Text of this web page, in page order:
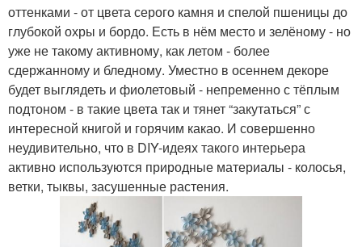
оттенками - от цвета серого камня и спелой пшеницы до
глубокой охры и бордо. Есть в нём место и зелёному - но
уже не такому активному, как летом - более
сдержанному и бледному. Уместно в осеннем декоре
будет выглядеть и фиолетовый - непременно с тёплым
подтоном - в такие цвета так и тянет “закутаться” с
интересной книгой и горячим какао. И совершенно
неудивительно, что в DIY-идеях такого интерьера
активно используются природные материалы - колосья,
ветки, тыквы, засушенные растения.